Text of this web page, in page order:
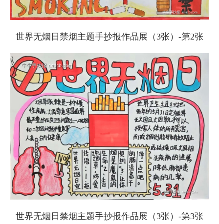
世界无烟日禁烟主题手抄报作品展（3张）-第2张
世界无烟日禁烟主题手抄报作品展（3张）-第3张